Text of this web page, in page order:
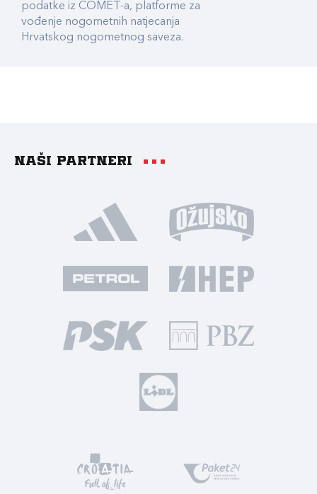
podatke iz COMET-a, platforme za
vođenje nogometnih natjecanja
Hrvatskog nogometnog saveza.
Naši partneri